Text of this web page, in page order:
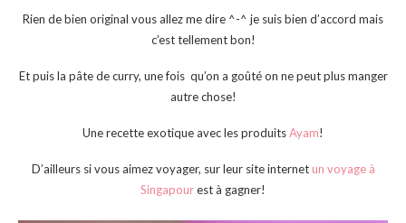
Rien de bien original vous allez me dire ^-^ je suis bien d’accord mais
c’est tellement bon!
Et puis la pâte de curry, une fois qu’on a goûté on ne peut plus manger
autre chose!
Une recette exotique avec les produitsAyam!
D’ailleurs si vous aimez voyager, sur leur site internet un voyage à
Singapourest à gagner!